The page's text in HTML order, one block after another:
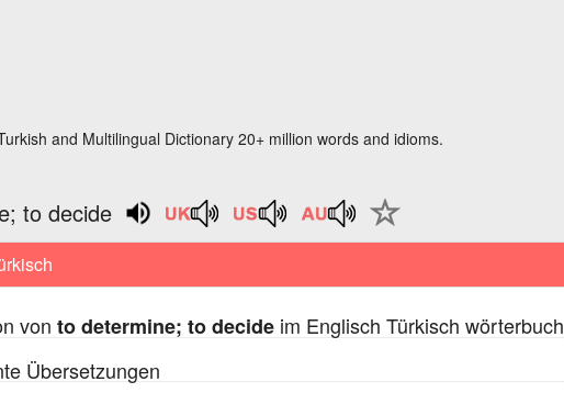
and Multilingual Dictionary 20+ million words and idioms.
to decide
von to determine; to decideim Englisch Türkisch wörterbuch
Übersetzungen